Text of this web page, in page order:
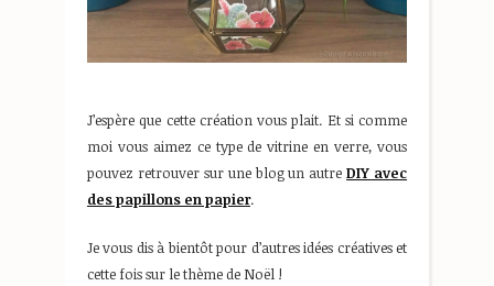
J’espère que cette création vous plait. Et si comme
moi vous aimez ce type de vitrine en verre, vous
pouvez retrouver sur une blog un autreDIY avec
des papillons en papier.
Je vous dis à bientôt pour d’autres idées créatives et
cette fois sur le thème de Noël !